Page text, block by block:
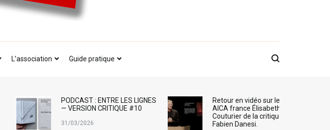
L’association Guide pratique
PODCAST : ENTRE LES LIGNES
— VERSION CRITIQUE #10
31/03/2026
Retour en vidéo sur le Prix
AICA france Élisabeth
Couturier de la critique d’art :
Fabien Danesi.